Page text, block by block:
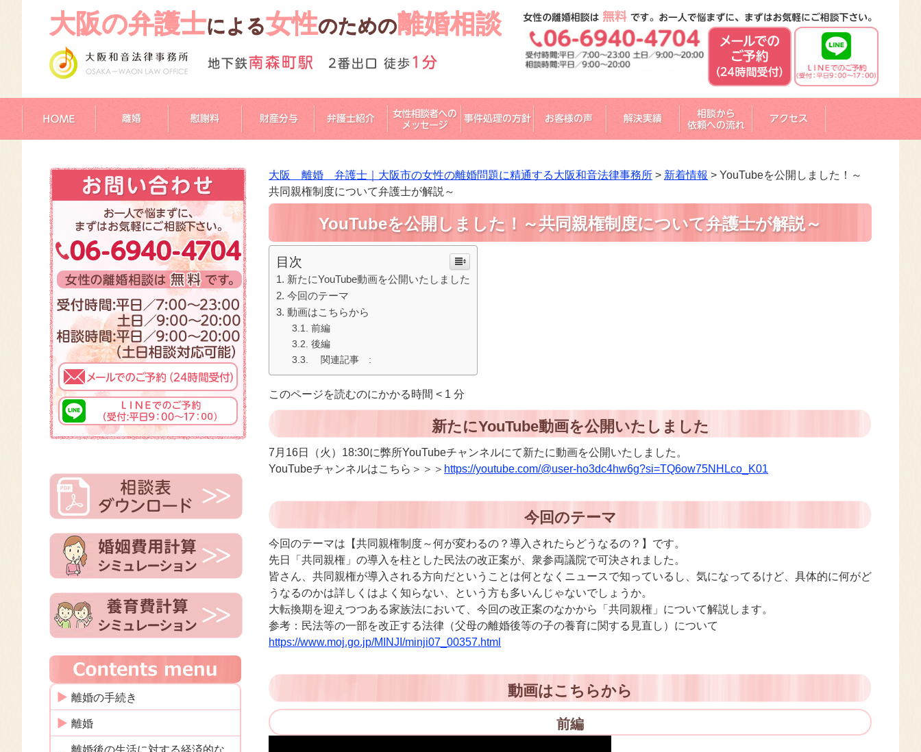
大阪の弁護士による女性のための離婚相談
大阪 離婚 弁護士｜大阪市の女性の離婚問題に精通する大阪和音法律事務所 > 新着情報 > YouTubeを公開しました！～
共同親権制度について弁護士が解説～
YouTubeを公開しました！～共同親権制度について弁護士が解説～
目次
新たにYouTube動画を公開いたしました
今回のテーマ
動画はこちらから
前編
後編
関連記事 :
このページを読むのにかかる時間 < 1 分
新たにYouTube動画を公開いたしました
7月16日（火）18:30に弊所YouTubeチャンネルにて新たに動画を公開いたしました。
YouTubeチャンネルはこちら＞＞＞ https://youtube.com/@user-ho3dc4hw6g?si=TQ6ow75NHLco_K01
今回のテーマ
今回のテーマは【共同親権制度～何が変わるの？導入されたらどうなるの？】です。
先日「共同親権」の導入を柱とした民法の改正案が、衆参両議院で可決されました。
皆さん、共同親権が導入される方向だということは何となくニュースで知っているし、気になってるけど、具体的に何がど
うなるのかは詳しくはよく知らない、という方も多いんじゃないでしょうか。
大転換期を迎えつつある家族法において、今回の改正案のなかから「共同親権」について解説します。
参考：民法等の一部を改正する法律（父母の離婚後等の子の養育に関する見直し）について
https://www.moj.go.jp/MINJI/minji07_00357.html
動画はこちらから
前編
離婚の手続き
離婚
離婚後の生活に対する経済的な